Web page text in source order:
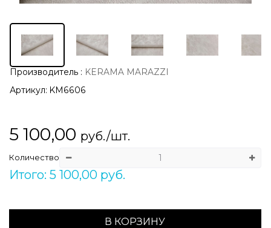
Производитель : KERAMA MARAZZI
Артикул: KM6606
5 100,00 руб./шт.
Количество
Итого: 5 100,00 руб.
В КОРЗИНУ